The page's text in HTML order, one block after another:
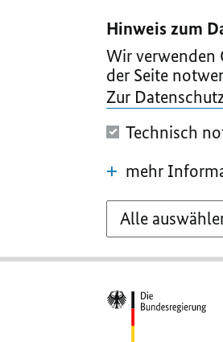
Hinweis zum
Wir verwenden
der Seite
Zur
Technisch
mehr
Alle